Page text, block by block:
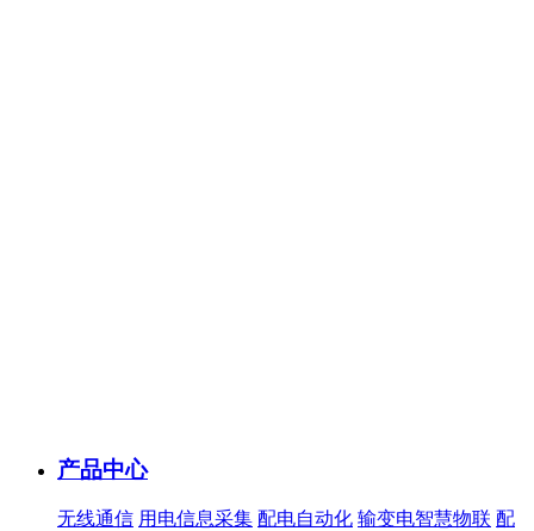
产品中心
无线通信 用电信息采集 配电自动化 输变电智慧物联 配